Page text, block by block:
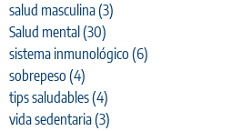
salud masculina(3)
Salud mental (30)
sistema inmunológico (6)
sobrepeso (4)
tips saludables(4)
vida sedentaria(3)